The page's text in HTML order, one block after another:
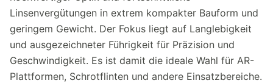
Linsenvergütungen in extrem kompakter Bauform und
geringem Gewicht. Der Fokus liegt auf Langlebigkeit
und ausgezeichneter Führigkeit für Präzision und
Geschwindigkeit. Es ist damit die ideale Wahl für AR-
Plattformen, Schrotflinten und andere Einsatzbereiche.